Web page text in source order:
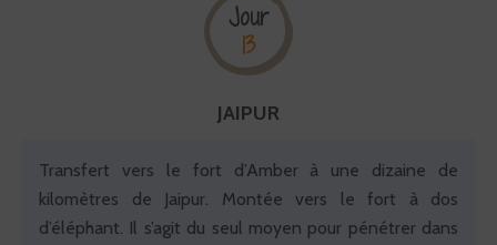
Jour
13
JAIPUR
Transfert vers le fort d’Amber à une dizaine de
kilomètres de Jaipur. Montée vers le fort à dos
d’éléphant. Il s’agit du seul moyen pour pénétrer dans